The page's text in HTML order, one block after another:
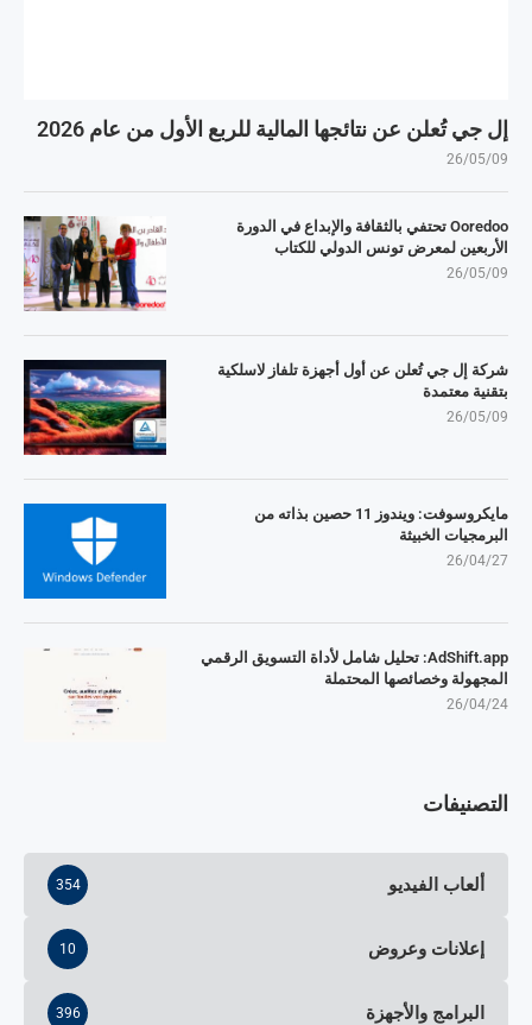
إل جي تُعلن عن نتائجها المالية للربع الأول من عام 2026
26/05/09
Ooredoo تحتفي بالثقافة والإبداع في الدورة
الأربعين لمعرض تونس الدولي للكتاب
26/05/09
شركة إل جي تُعلن عن أول أجهزة تلفاز لاسلكية
بتقنية معتمدة
26/05/09
مايكروسوفت: ويندوز 11 حصين بذاته من
البرمجيات الخبيثة
26/04/27
AdShift.app: تحليل شامل لأداة التسويق الرقمي
المجهولة وخصائصها المحتملة
26/04/24
التصنيفات
ألعاب الفيديو 354
إعلانات وعروض 10
البرامج والأجهزة 396